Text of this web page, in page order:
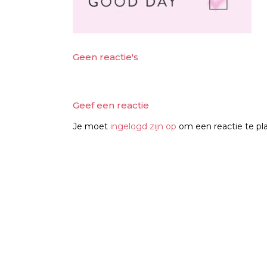
Geen reactie's
Geef een reactie
Je moet ingelogd zijn op om een reactie te